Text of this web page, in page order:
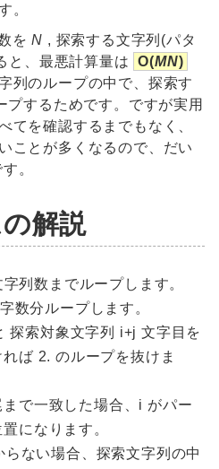
。
をN , 探索する文字列(パタ
と、最悪計算量は O(MN)
列のループの中で、探索す
プするためです。ですが実用
てを確認するまでもなく、
ことが多くなるので、だい
。
解説
列数までループします。
数分ループします。
探索対象文字列 i+j 文字目を
ば 2. のループを抜けま
で一致した場合、i がパー
になります。
ない場合、探索文字列の中